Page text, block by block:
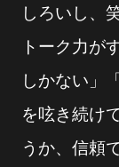
しろいし、
トーク力が
しかない」
を呟き続け
うか、信頼